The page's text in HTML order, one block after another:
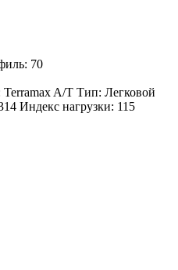
70
A/T Тип: Легковой
Индекс нагрузки: 115